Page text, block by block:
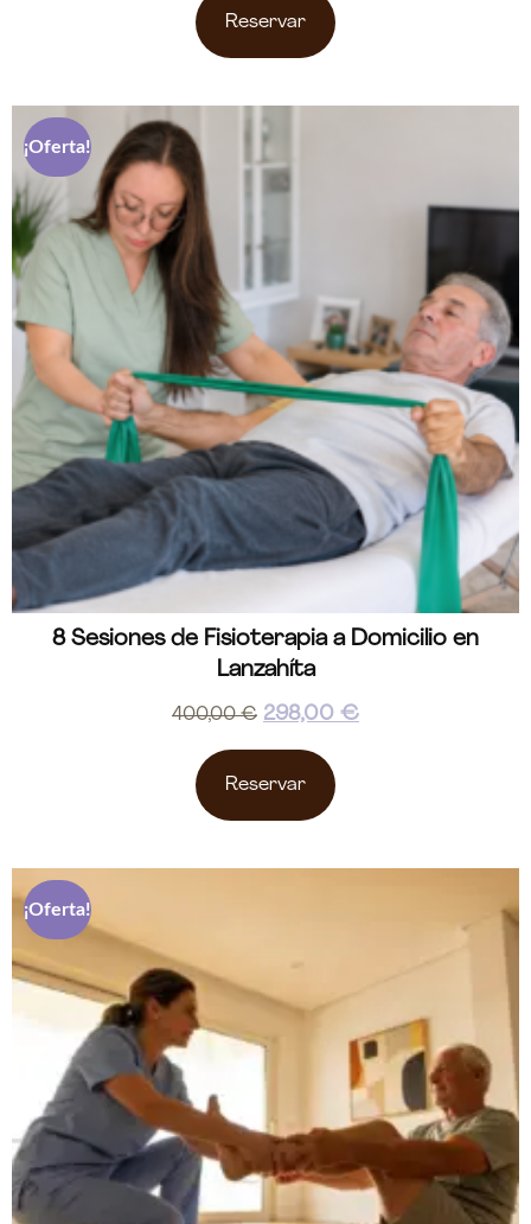
Reservar
¡Oferta!
8 Sesiones de Fisioterapia a Domicilio en
Lanzahíta
400,00€ 298,00 €
Reservar
¡Oferta!